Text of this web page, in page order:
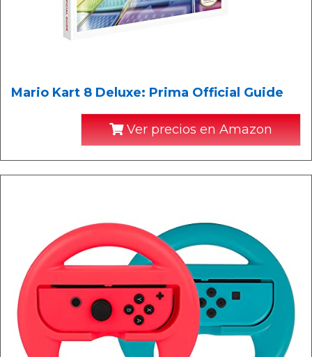
Mario Kart 8 Deluxe: Prima Official Guide
Ver precios en Amazon